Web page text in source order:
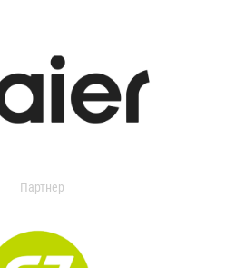
Партнер